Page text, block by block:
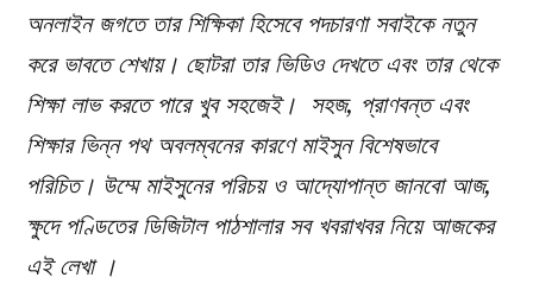
অনলাইন জগতে তার শিক্ষিকা হিসেবে পদচারণা সবাইকে নতুন
করে ভাবতে শেখায়। ছোটরা তার ভিডিও দেখতে এবং তার থেকে
শিক্ষা লাভ করতে পারে খুব সহজেই। সহজ, প্রাণবন্ত এবং
শিক্ষার ভিন্ন পথ অবলম্বনের কারণে মাইসুন বিশেষভাবে
পরিচিত। উম্মে মাইসুনের পরিচয় ও আদ্যোপান্ত জানবো ‍আজ,
ক্ষুদে পণ্ডিতের ডিজিটাল পাঠশালার সব খবরাখবর নিয়ে আজকের
এই লেখা ।